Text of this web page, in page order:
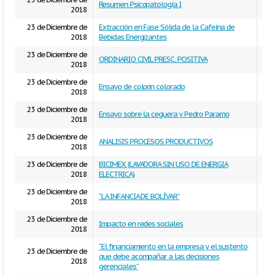
2018
Resumen Psicopatología I
23 de Diciembre de
2018
Extracción en Fase Sólida de la Cafeína de
Bebidas Energizantes
23 de Diciembre de
2018
ORDINARIO CIVIL PRESC. POSITIVA
23 de Diciembre de
2018
Ensayo de colorin colorado
23 de Diciembre de
2018
Ensayo sobre la ceguera y Pedro Paramo
23 de Diciembre de
2018
ANALISIS PROCESOS PRODUCTIVOS
23 de Diciembre de
2018
BICIMEX (LAVADORA SIN USO DE ENERGIA
ELECTRICA)
23 de Diciembre de
2018
“LA INFANCIA DE BOLÍVAR”
23 de Diciembre de
2018
Impacto en redes sociales
23 de Diciembre de
2018
“El financiamiento en la empresa y el sustento
que debe acompañar a las decisiones
gerenciales”